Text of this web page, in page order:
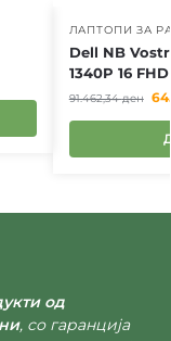
ЛАПТОПИ ЗА
Dell NB
1340P 16 FHD
91.462,34ден
од
, со гаранција